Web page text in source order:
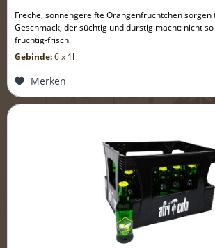
Freche, sonnengereifte Orangenfrüchtchen
Geschmack, der süchtig und durstig macht: nicht
fruchtig-frisch.
Gebinde:6 x 1l
Merken